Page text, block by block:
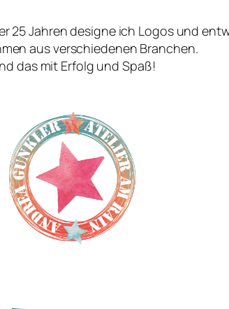
25 Jahren designe ich Logos und
aus verschiedenen Branchen.
das mit Erfolg und Spaß!